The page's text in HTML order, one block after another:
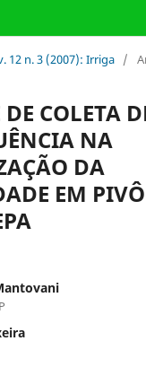
12 n. 3 (2007): Irriga /
COLETA
NA
DA
EM PIVÔ